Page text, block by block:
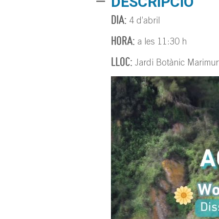
DIA: 4 d’abril
HORA: a les 11:30 h
LLOC: Jardi Botànic